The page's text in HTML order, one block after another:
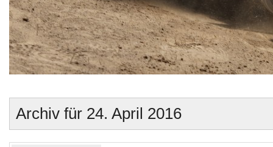
Archiv für 24. April 2016